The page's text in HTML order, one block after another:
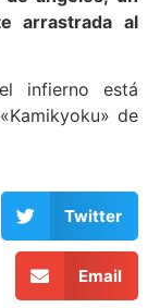
arrastrada al
infierno está
de
Twitter
Email